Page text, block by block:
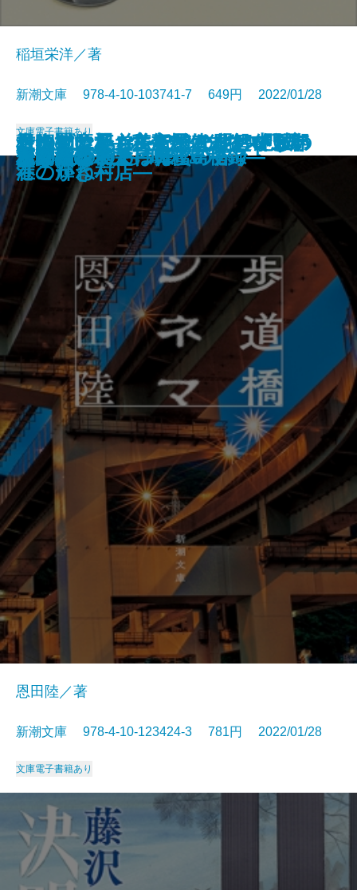
市塵〔下〕
君に勧む杯 文豪とアルケミスト
ノベライズ―case 井伏鱒二―
青銅の魔人―私立探偵 明智小五郎
―
もうすぐいなくなります―絶滅の
生物学―
同潤会代官山アパートメント
ボダ子
残りものには、過去がある
いかれころ
そのマンション、終の住処でいい
ですか？
一晩置いたカレーはなぜおいしい
のか―食材と料理のサイエンス―
稲垣栄洋／著
新潮文庫 978-4-10-103741-7 649円 2022/01/28
文庫電子書籍あり
歩道橋シネマ
恩田陸／著
新潮文庫 978-4-10-123424-3 781円 2022/01/28
文庫電子書籍あり
決闘の辻
じじばばのるつぼ
冤罪法廷〔上〕
冤罪法廷〔下〕
コンビニ兄弟2―テンダネス門司
港こがね村店―
巫女島の殺人―呪殺島秘録―
この橋をわたって
根っこと翼―美智子さまという存
在の輝き―
あなたの右手は蜂蜜の香り